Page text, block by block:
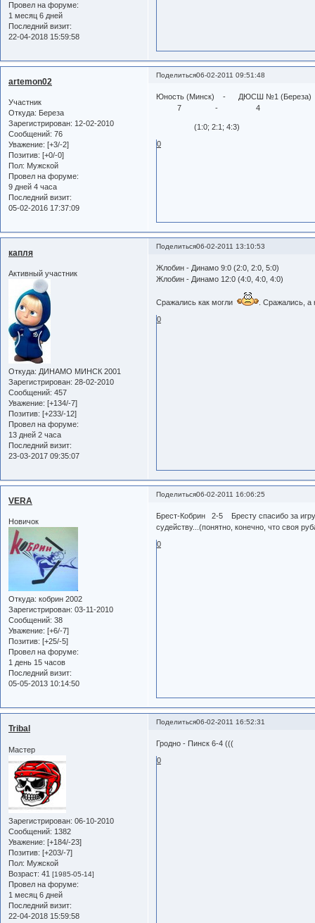
Провел на форуме:
1 месяц 6 дней
Последний визит:
22-04-2018 15:59:58
Поделиться06-02-2011 09:51:48
artemon02
Участник
Откуда: Береза
Зарегистрирован: 12-02-2010
Сообщений: 76
Уважение: [+3/-2]
Позитив: [+0/-0]
Пол: Мужской
Провел на форуме:
9 дней 4 часа
Последний визит:
05-02-2016 17:37:09
Юность (Минск) - ДЮСШ №1 (Береза)
7 - 4
(1:0; 2:1; 4:3)
0
Поделиться06-02-2011 13:10:53
капля
Активный участник
Откуда: ДИНАМО МИНСК 2001
Зарегистрирован: 28-02-2010
Сообщений: 457
Уважение: [+134/-7]
Позитив: [+233/-12]
Провел на форуме:
13 дней 2 часа
Последний визит:
23-03-2017 09:35:07
Жлобин - Динамо 9:0 (2:0, 2:0, 5:0)
Жлобин - Динамо 12:0 (4:0, 4:0, 4:0)
Сражались как могли
. Сражались,
0
Поделиться06-02-2011 16:06:25
VERA
Новичок
Откуда: кобрин 2002
Зарегистрирован: 03-11-2010
Сообщений: 38
Уважение: [+6/-7]
Позитив: [+25/-5]
Провел на форуме:
1 день 15 часов
Последний визит:
05-05-2013 10:14:50
Брест-Кобрин 2-5 Бресту спасибо за
судейству...(понятно, конечно, что своя
0
Поделиться06-02-2011 16:52:31
Tribal
Мастер
Зарегистрирован: 06-10-2010
Сообщений: 1382
Уважение: [+184/-23]
Позитив: [+203/-7]
Пол: Мужской
Возраст: 41 [1985-05-14]
Провел на форуме:
1 месяц 6 дней
Последний визит:
22-04-2018 15:59:58
Гродно - Пинск 6-4 (((
0